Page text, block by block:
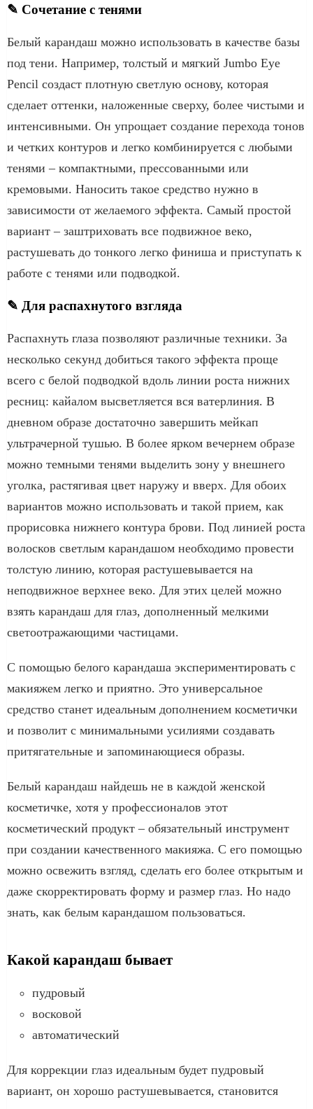
✎ Сочетание с тенями
Белый карандаш можно использовать в качестве базы
под тени. Например, толстый и мягкий Jumbo Eye
Pencil создаст плотную светлую основу, которая
сделает оттенки, наложенные сверху, более чистыми и
интенсивными. Он упрощает создание перехода тонов
и четких контуров и легко комбинируется с любыми
тенями – компактными, прессованными или
кремовыми. Наносить такое средство нужно в
зависимости от желаемого эффекта. Самый простой
вариант – заштриховать все подвижное веко,
растушевать до тонкого легко финиша и приступать к
работе с тенями или подводкой.
✎ Для распахнутого взгляда
Распахнуть глаза позволяют различные техники. За
несколько секунд добиться такого эффекта проще
всего с белой подводкой вдоль линии роста нижних
ресниц: кайалом высветляется вся ватерлиния. В
дневном образе достаточно завершить мейкап
ультрачерной тушью. В более ярком вечернем образе
можно темными тенями выделить зону у внешнего
уголка, растягивая цвет наружу и вверх. Для обоих
вариантов можно использовать и такой прием, как
прорисовка нижнего контура брови. Под линией роста
волосков светлым карандашом необходимо провести
толстую линию, которая растушевывается на
неподвижное верхнее веко. Для этих целей можно
взять карандаш для глаз, дополненный мелкими
светоотражающими частицами.
С помощью белого карандаша экспериментировать с
макияжем легко и приятно. Это универсальное
средство станет идеальным дополнением косметички
и позволит с минимальными усилиями создавать
притягательные и запоминающиеся образы.
Белый карандаш найдешь не в каждой женской
косметичке, хотя у профессионалов этот
косметический продукт – обязательный инструмент
при создании качественного макияжа. С его помощью
можно освежить взгляд, сделать его более открытым и
даже скорректировать форму и размер глаз. Но надо
знать, как белым карандашом пользоваться.
Какой карандаш бывает
пудровый
восковой
автоматический
Для коррекции глаз идеальным будет пудровый
вариант, он хорошо растушевывается, становится